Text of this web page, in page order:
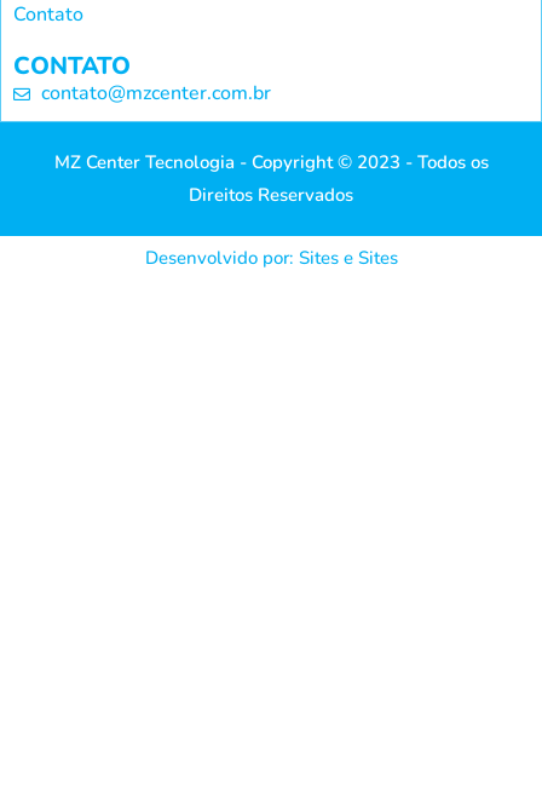
Contato
CONTATO
contato@mzcenter.com.br
MZ Center Tecnologia - Copyright © 2023 - Todos os
Direitos Reservados
Desenvolvido por: Sites e Sites